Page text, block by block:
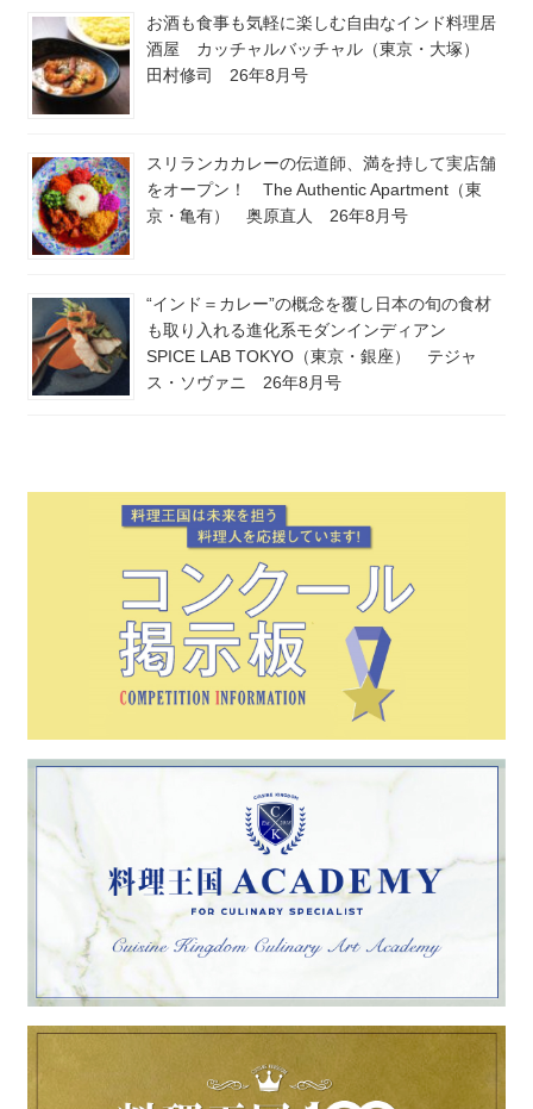
お酒も食事も気軽に楽しむ自由なインド料理居
酒屋 カッチャルバッチャル（東京・大塚）
田村修司 26年8月号
スリランカカレーの伝道師、満を持して実店舗
をオープン！ The Authentic Apartment（東
京・亀有） 奥原直人 26年8月号
“インド＝カレー”の概念を覆し日本の旬の食材
も取り入れる進化系モダンインディアン
SPICE LAB TOKYO（東京・銀座） テジャ
ス・ソヴァニ 26年8月号